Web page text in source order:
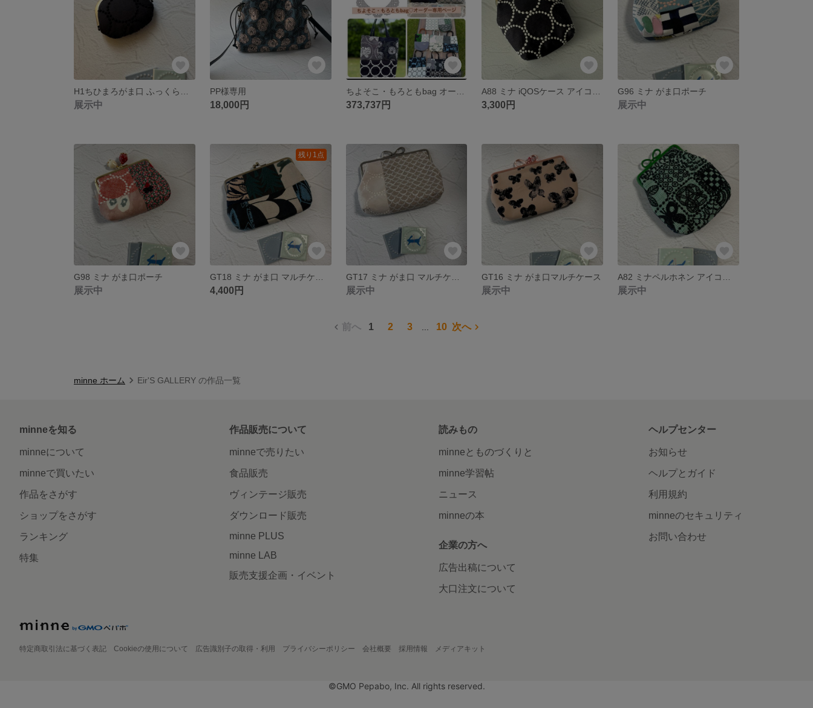
展示中
PP様専用
18,000円 373,737円 3,300円
G96 ミナ がま口ポーチ
展示中
G98 ミナ がま口ポーチ
展示中
残り1点
4,400円 展示中
GT16 ミナ がま口マルチケース
展示中 展示中
前へ 1 2 3 10 次へ
minne ホーム Eir'S GALLERY の作品一覧
minneを知る
minneについて
minneで買いたい
作品をさがす
ショップをさがす
ランキング
特集
作品販売について
minneで売りたい
食品販売
ヴィンテージ販売
ダウンロード販売
minne PLUS
minne LAB
販売支援企画・イベント
読みもの
minneとものづくりと
minne学習帖
ニュース
minneの本
企業の方へ
広告出稿について
大口注文について
ヘルプセンター
お知らせ
ヘルプとガイド
利用規約
minneのセキュリティ
お問い合わせ
特定商取引法に基づく表記 Cookieの使用について 広告識別子の取得・利用 プライバシーポリシー 会社概要 採用情報 メディアキット
©GMO Pepabo, Inc. All rights reserved.